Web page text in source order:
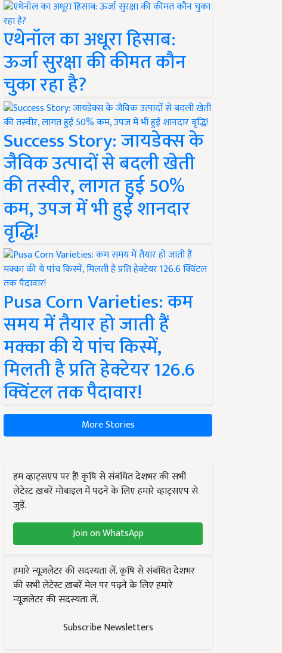
एथेनॉल का अधूरा हिसाब:
ऊर्जा सुरक्षा की कीमत कौन
चुका रहा है?
Success Story: जायडेक्स के
जैविक उत्पादों से बदली खेती
की तस्वीर, लागत हुई 50%
कम, उपज में भी हुई शानदार
वृद्धि!
Pusa Corn Varieties: कम
समय में तैयार हो जाती हैं
मक्का की ये पांच किस्में,
मिलती है प्रति हेक्टेयर 126.6
क्विंटल तक पैदावार!
More Stories
हम व्हाट्सएप पर हैं! कृषि से संबंधित देशभर की सभी
लेटेस्ट ख़बरें मोबाइल में पढ़ने के लिए हमारे व्हाट्सएप से
जुड़ें.
Join on WhatsApp
हमारे न्यूज़लेटर की सदस्यता लें. कृषि से संबंधित देशभर
की सभी लेटेस्ट ख़बरें मेल पर पढ़ने के लिए हमारे
न्यूज़लेटर की सदस्यता लें.
Subscribe Newsletters